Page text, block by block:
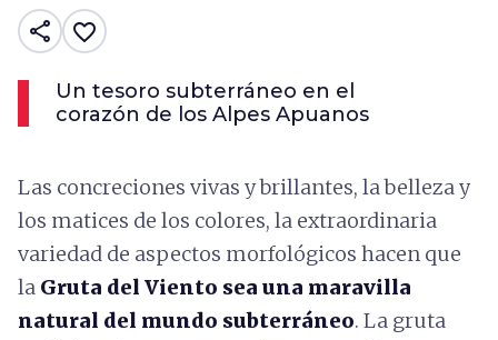
share favorite_border
Un tesoro subterráneo en el
corazón de los Alpes Apuanos
Las concreciones vivas y brillantes, la belleza y
los matices de los colores, la extraordinaria
variedad de aspectos morfológicos hacen que
la Gruta del Viento sea una maravilla
natural del mundo subterráneo. La gruta